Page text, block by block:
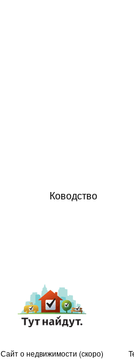
Ководство
Сайт о недвижимости (скоро)